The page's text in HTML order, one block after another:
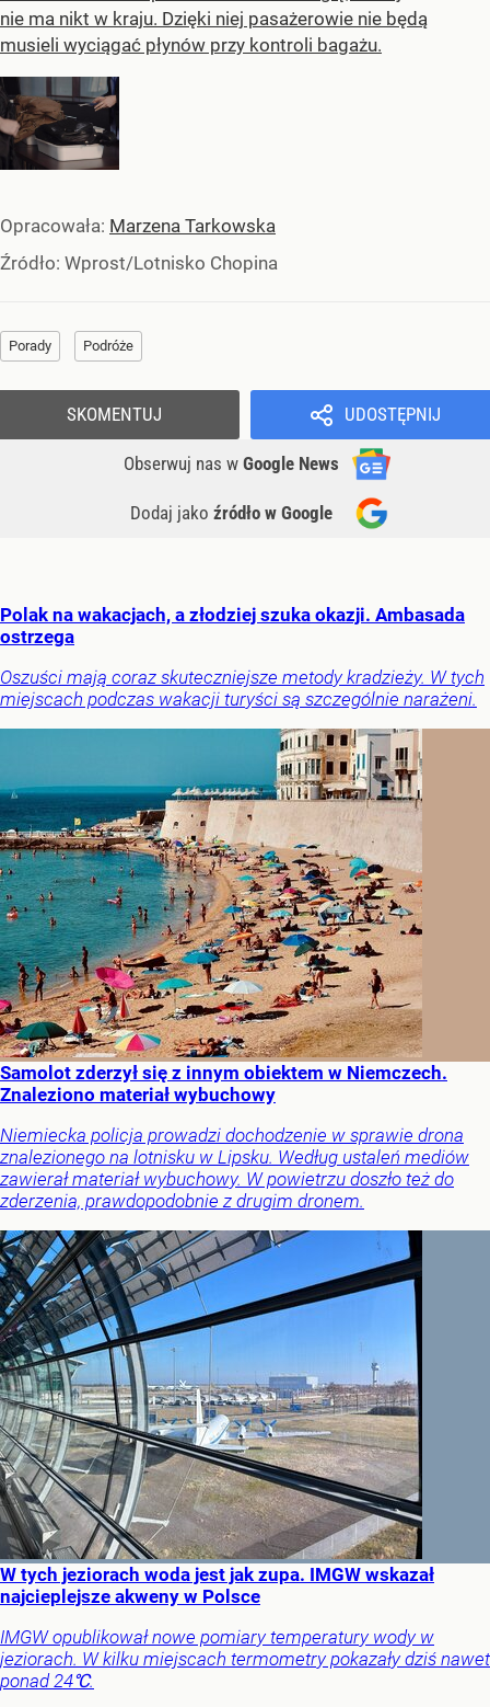
nie ma nikt w kraju. Dzięki niej pasażerowie nie będą
musieli wyciągać płynów przy kontroli bagażu.
Opracowała: Marzena Tarkowska
Źródło: Wprost/Lotnisko Chopina
Porady Podróże
UDOSTĘPNIJ
Obserwuj nas w Google News
Dodaj jako źródło w Google
SKOMENTUJ
Polak na wakacjach, a złodziej szuka okazji. Ambasada
ostrzega
Oszuści mają coraz skuteczniejsze metody kradzieży. W tych
miejscach podczas wakacji turyści są szczególnie narażeni.
Samolot zderzył się z innym obiektem w Niemczech.
Znaleziono materiał wybuchowy
Niemiecka policja prowadzi dochodzenie w sprawie drona
znalezionego na lotnisku w Lipsku. Według ustaleń mediów
zawierał materiał wybuchowy. W powietrzu doszło też do
zderzenia, prawdopodobnie z drugim dronem.
W tych jeziorach woda jest jak zupa. IMGW wskazał
najcieplejsze akweny w Polsce
IMGW opublikował nowe pomiary temperatury wody w
jeziorach. W kilku miejscach termometry pokazały dziś nawet
ponad 24℃.